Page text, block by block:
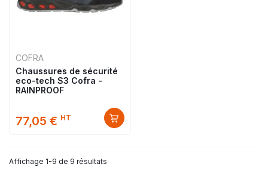
COFRA
Chaussures de sécurité
eco-tech S3 Cofra -
RAINPROOF
77,05 € HT
Affichage 1-9 de 9 résultats